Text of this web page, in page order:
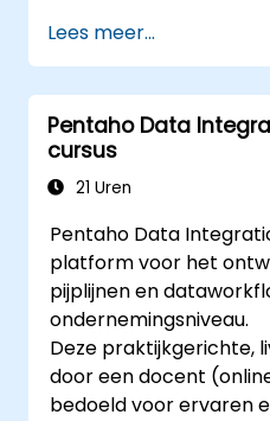
Lees meer...
Pentaho Data
cursus
21 Uren
Pentaho Data
platform voor het
pijplijnen en
ondernemingsniveau.
Deze praktijkgerichte,
door een docent
bedoeld voor ervaren